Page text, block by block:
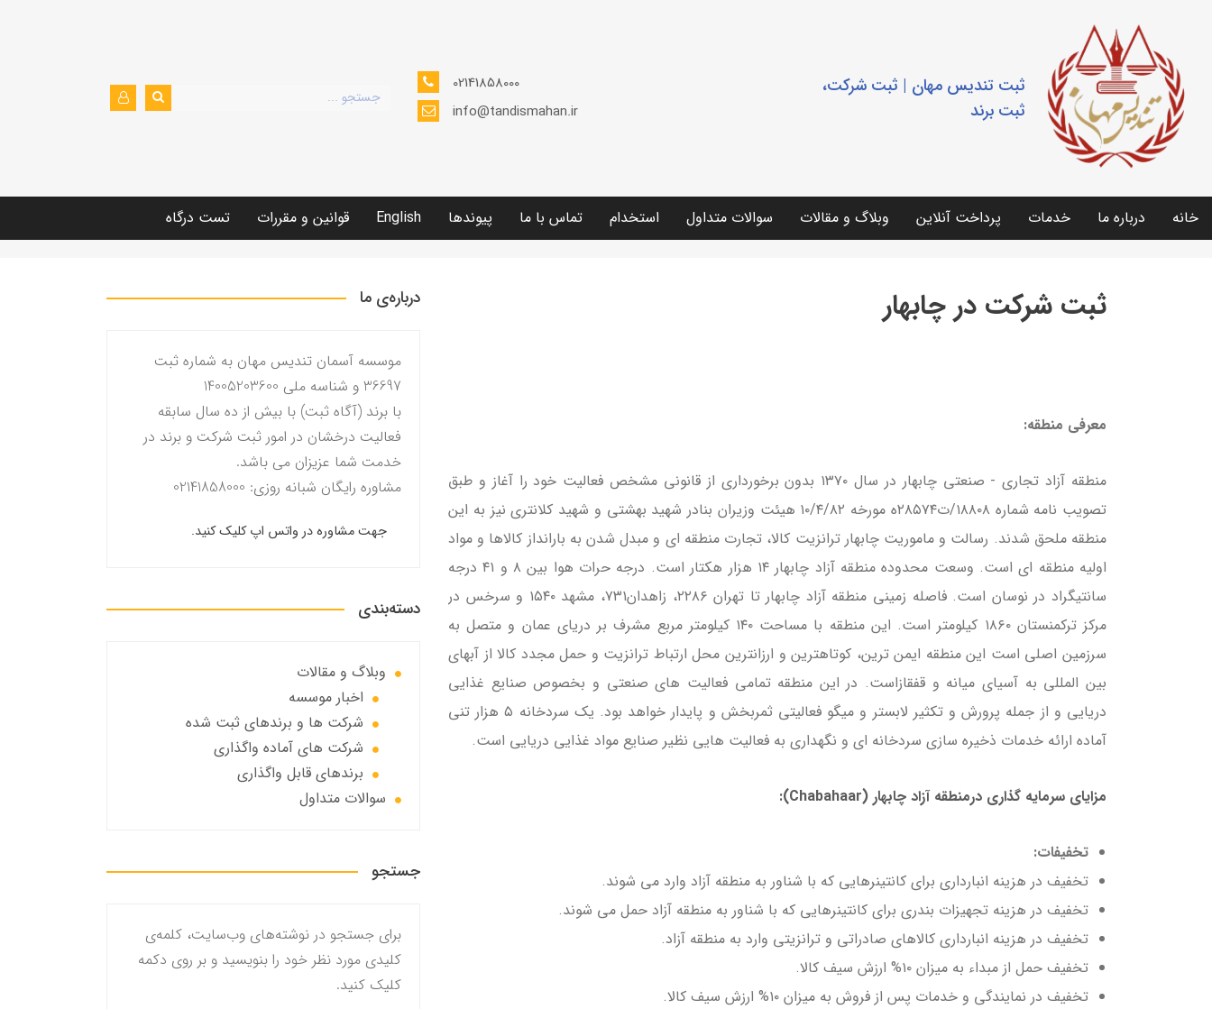
ثبت تندیس مهان | ثبت شرکت،
ثبت برند
02141858000
info@tandismahan.ir
خانه درباره ما خدمات پرداخت آنلاین وبلاگ و مقالات سوالات متداول استخدام تماس با ما پیوندها English قوانین و مقررات تست درگاه
ثبت شرکت در چابهار
معرفی منطقه:
منطقه آزاد تجاری - صنعتی چابهار در سال ۱۳۷۰ بدون برخورداری از قانونی مشخص فعالیت خود را آغاز و طبق
تصویب نامه شماره ۱۸۸۰۸/ت۲۸۵۷۴ه مورخه ۱۰/۴/۸۲ هیئت وزیران بنادر شهید بهشتی و شهید کلانتری نیز به این
منطقه ملحق شدند. رسالت و ماموریت چابهار ترانزیت کالا، تجارت منطقه ای و مبدل شدن به بارانداز کالاها و مواد
اولیه منطقه ای است. وسعت محدوده منطقه آزاد چابهار ۱۴ هزار هکتار است. درجه حرات هوا بین ۸ و ۴۱ درجه
سانتیگراد در نوسان است. فاصله زمینی منطقه آزاد چابهار تا تهران ۲۲۸۶، زاهدان۷۳۱، مشهد ۱۵۴۰ و سرخس در
مرکز ترکمنستان ۱۸۶۰ کیلومتر است. این منطقه با مساحت ۱۴۰ کیلومتر مربع مشرف بر دریای عمان و متصل به
سرزمین اصلی است این منطقه ایمن ترین، کوتاهترین و ارزانترین محل ارتباط ترانزیت و حمل مجدد کالا از آبهای
بین المللی به آسیای میانه و قفقازاست. در این منطقه تمامی فعالیت های صنعتی و بخصوص صنایع غذایی
دریایی و از جمله پرورش و تکثیر لابستر و میگو فعالیتی ثمربخش و پایدار خواهد بود. یک سردخانه ۵ هزار تنی
آماده ارائه خدمات ذخیره سازی سردخانه ای و نگهداری به فعالیت هایی نظیر صنایع مواد غذایی دریایی است.
مزایای سرمایه گذاری درمنطقه آزاد چابهار (Chabahaar):
تخفیفات:
تخفیف در هزینه انبارداری برای کانتینرهایی که با شناور به منطقه آزاد وارد می شوند.
تخفیف در هزینه تجهیزات بندری برای کانتینرهایی که با شناور به منطقه آزاد حمل می شوند.
تخفیف در هزینه انبارداری کالاهای صادراتی و ترانزیتی وارد به منطقه آزاد.
تخفیف حمل از مبداء به میزان ۱۰% ارزش سیف کالا.
تخفیف در نمایندگی و خدمات پس از فروش به میزان ۱۰% ارزش سیف کالا.
درباره‌ی ما
موسسه آسمان تندیس مهان به شماره ثبت
36697 و شناسه ملی 14005203600
با برند (آگاه ثبت) با بیش از ده سال سابقه
فعالیت درخشان در امور ثبت شرکت و برند در
خدمت شما عزیزان می باشد.
مشاوره رایگان شبانه روزی: 02141858000
جهت مشاوره در واتس اپ کلیک کنید.
دسته‌بندی
وبلاگ و مقالات
اخبار موسسه
شرکت ها و برندهای ثبت شده
شرکت های آماده واگذاری
برندهای قابل واگذاری
سوالات متداول
جستجو
برای جستجو در نوشته‌های وب‌سایت، کلمه‌ی
کلیدی مورد نظر خود را بنویسید و بر روی دکمه
کلیک کنید.